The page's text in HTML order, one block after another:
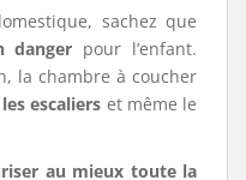
sachez que
danger pour l’enfant.
la chambre à coucher
les escaliers et même le
au mieux toute la